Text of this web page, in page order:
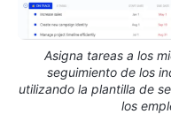
Asigna tareas a los
seguimiento de los
utilizando la plantilla de
los